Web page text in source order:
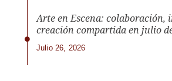
Arte en Escena: colaboración,
creación compartida en julio
Julio 26, 2026